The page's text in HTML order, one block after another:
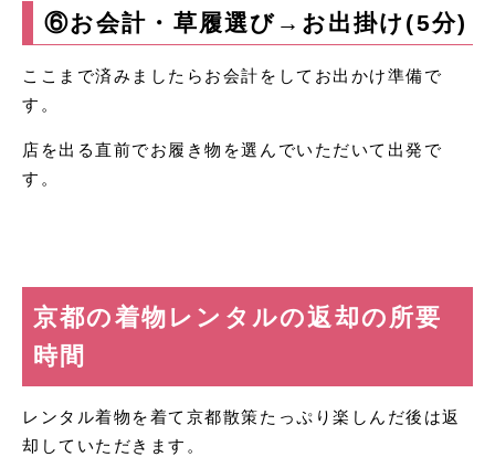
⑥お会計・草履選び→お出掛け(5分)
ここまで済みましたらお会計をしてお出かけ準備で
す。
店を出る直前でお履き物を選んでいただいて出発で
す。
京都の着物レンタルの返却の所要
時間
レンタル着物を着て京都散策たっぷり楽しんだ後は返
却していただきます。